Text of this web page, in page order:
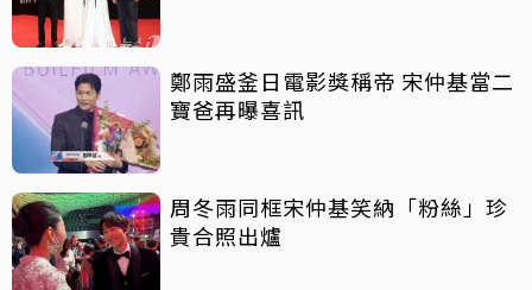
鄭雨盛釜日電影獎稱帝 宋仲基當二
寶爸再曝喜訊
周冬雨同框宋仲基笑納「粉絲」珍
貴合照出爐